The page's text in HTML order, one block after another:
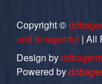
Copyright ©
und tonagentur| All
Design by
Powered by